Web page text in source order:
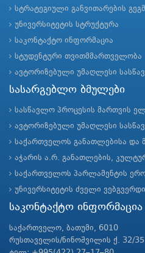
სტრატეგიული განვითარების
უნივერსიტეტის სტრუქტურა
საკონტაქტო ინფორმაცია
სტუდენტური თვითმმართველობა
ავტორიზებული უმაღლესი
სასარგებლო ბმულები
სასწავლო პროცესის მართვის
ავტორიზებული უმაღლესი
საქართველოს განათლებისა და
აჭარის ა.რ. განათლების,
საქართველოს პარლამენტის
უნივერსიტეტის ძველი ვებგვერდი
საკონტაქტო ინფორმაცია
საქართველო, ბათუმი, 6010
რუსთაველის/ნინოშვილის ქ. 32/35